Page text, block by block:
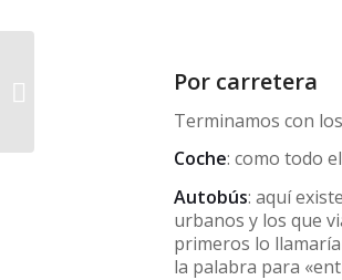
Por carretera
Terminamos con
Coche: como todo
Autobús: aquí
urbanos y los que
primeros lo
la palabra para
Qué significa touristy